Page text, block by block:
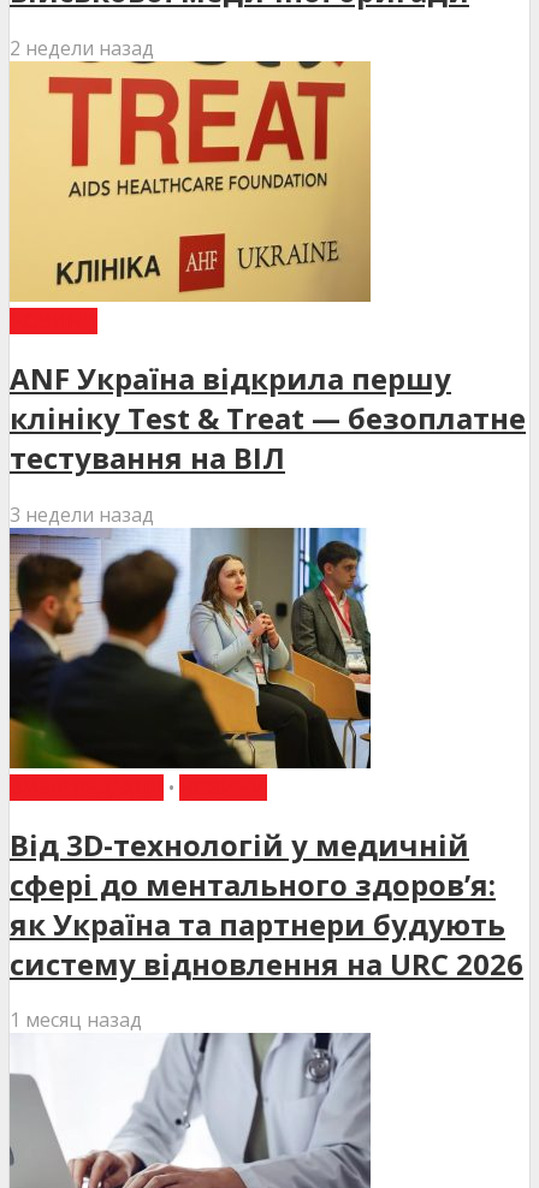
2 недели назад
ANF Україна відкрила першу
клініку Test & Treat — безоплатне
тестування на ВІЛ
3 недели назад
•
Від 3D-технологій у медичній
сфері до ментального здоров’я:
як Україна та партнери будують
систему відновлення на URC 2026
1 месяц назад